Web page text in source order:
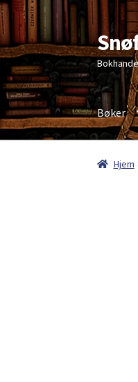
Hopp
til
Hopp
til
innhold
Bøker
HjemHjem